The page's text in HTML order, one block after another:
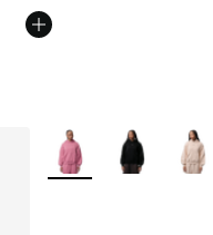
Plus de couleurs